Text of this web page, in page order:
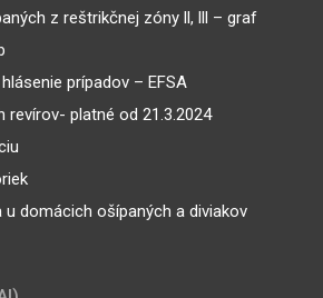
z reštrikčnej zóny ll, lll – graf
prípadov – EFSA
revírov- platné od 21.3.2024
u domácich ošípaných a diviakov